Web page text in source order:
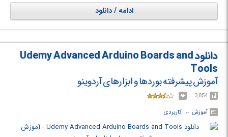
های خروجی ارتباط برقرار خواهید کرد. سپس ما این دانش را روی حسگرهای
جداگانه ترکیب خواهیم کرد و پروژه هایی را خواهیم ساخت. پایان دوره آموزشی
Beginning Arduino با 2 پروژه بزرگتر خاتمه می یابد.
خواهید شد.
ادامه / دانلود
دانلود Udemy Advanced Arduino Boards and
Tools
آموزش پیشرفته بوردها و ابزارهای آردوینو
3,854
آموزش ← ‏ کاربردی